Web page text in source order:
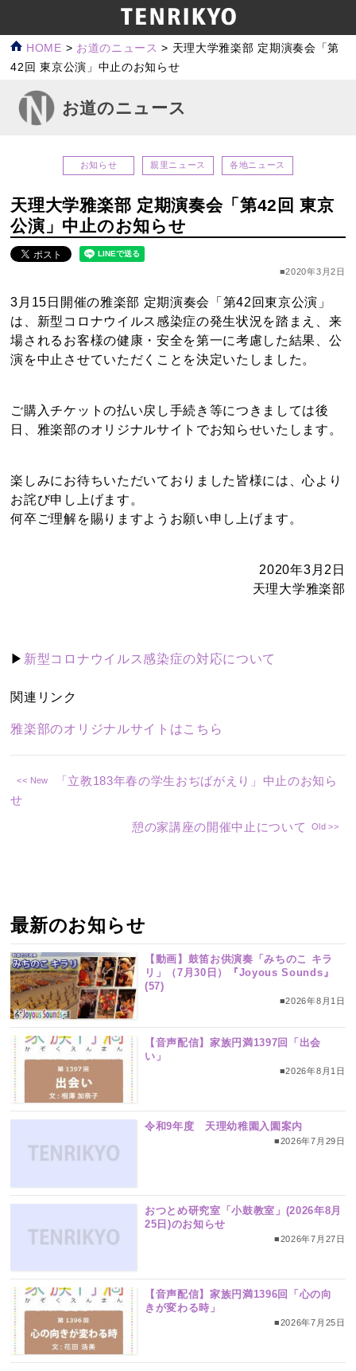
HOME > お道のニュース > 天理大学雅楽部 定期演奏会「第
42回 東京公演」中止のお知らせ
お道のニュース
お知らせ 親里ニュース 各地ニュース
天理大学雅楽部 定期演奏会「第42回 東京
公演」中止のお知らせ
■2020年3月2日
3月15日開催の雅楽部 定期演奏会「第42回東京公演」
は、新型コロナウイルス感染症の発生状況を踏まえ、来
場されるお客様の健康・安全を第一に考慮した結果、公
演を中止させていただくことを決定いたしました。
ご購入チケットの払い戻し手続き等につきましては後
日、雅楽部のオリジナルサイトでお知らせいたします。
楽しみにお待ちいただいておりました皆様には、心より
お詫び申し上げます。
何卒ご理解を賜りますようお願い申し上げます。
2020年3月2日
天理大学雅楽部
▶ 新型コロナウイルス感染症の対応について
関連リンク
雅楽部のオリジナルサイトはこちら
「立教183年春の学生おぢばがえり」中止のお知ら
せ
憩の家講座の開催中止について
最新のお知らせ
【動画】鼓笛お供演奏「みちのこ キラ
リ」（7月30日）『Joyous Sounds』
(57)
■2026年8月1日
【音声配信】家族円満1397回「出会
い」
■2026年8月1日
令和9年度 天理幼稚園入園案内
■2026年7月29日
おつとめ研究室「小鼓教室」(2026年8月
25日)のお知らせ
■2026年7月27日
【音声配信】家族円満1396回「心の向
きが変わる時」
■2026年7月25日